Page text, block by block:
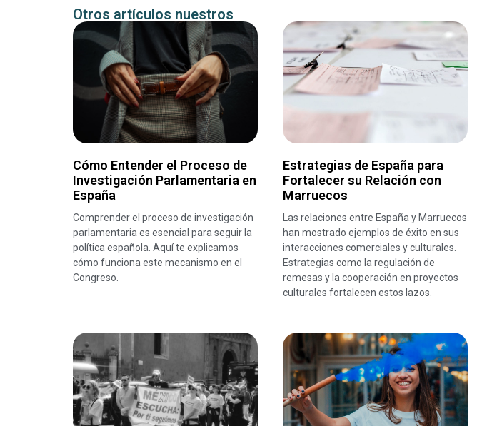
Otros artículos nuestros
Cómo Entender el Proceso de
Investigación Parlamentaria en
España
Comprender el proceso de investigación
parlamentaria es esencial para seguir la
política española. Aquí te explicamos
cómo funciona este mecanismo en el
Congreso.
Estrategias de España para
Fortalecer su Relación con
Marruecos
Las relaciones entre España y Marruecos
han mostrado ejemplos de éxito en sus
interacciones comerciales y culturales.
Estrategias como la regulación de
remesas y la cooperación en proyectos
culturales fortalecen estos lazos.